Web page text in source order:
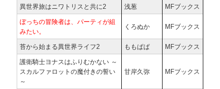
異世界旅はニワトリスと共に2 浅葱 MFブックス
ぼっちの冒険者は、パーティが組
みたい。
くろぬか MFブックス
苔から始まる異世界ライフ2 ももぱぱ MFブックス
護衛騎士ヨナスはふりむかない ～
スカルファロットの魔付きの誓い
～
甘岸久弥 MFブックス